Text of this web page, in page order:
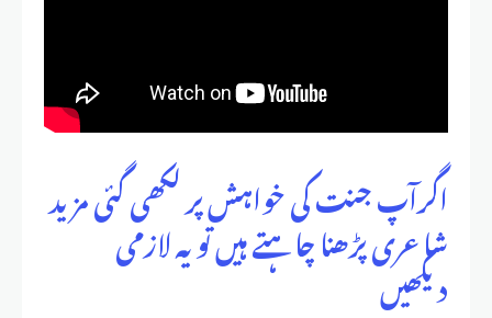
اگرآپ جنت کی خواہش پر لکھی گئی مزید
شاعری پڑھنا چاہتے ہیں تو یہ لازمی
دیکھیں